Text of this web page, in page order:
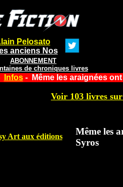
Pelosato
anciens Nos
ABONNEMENT
de chroniques livres
Infos- Même les araignées
Voir 103 livres
Art aux éditions
Même les
Syros